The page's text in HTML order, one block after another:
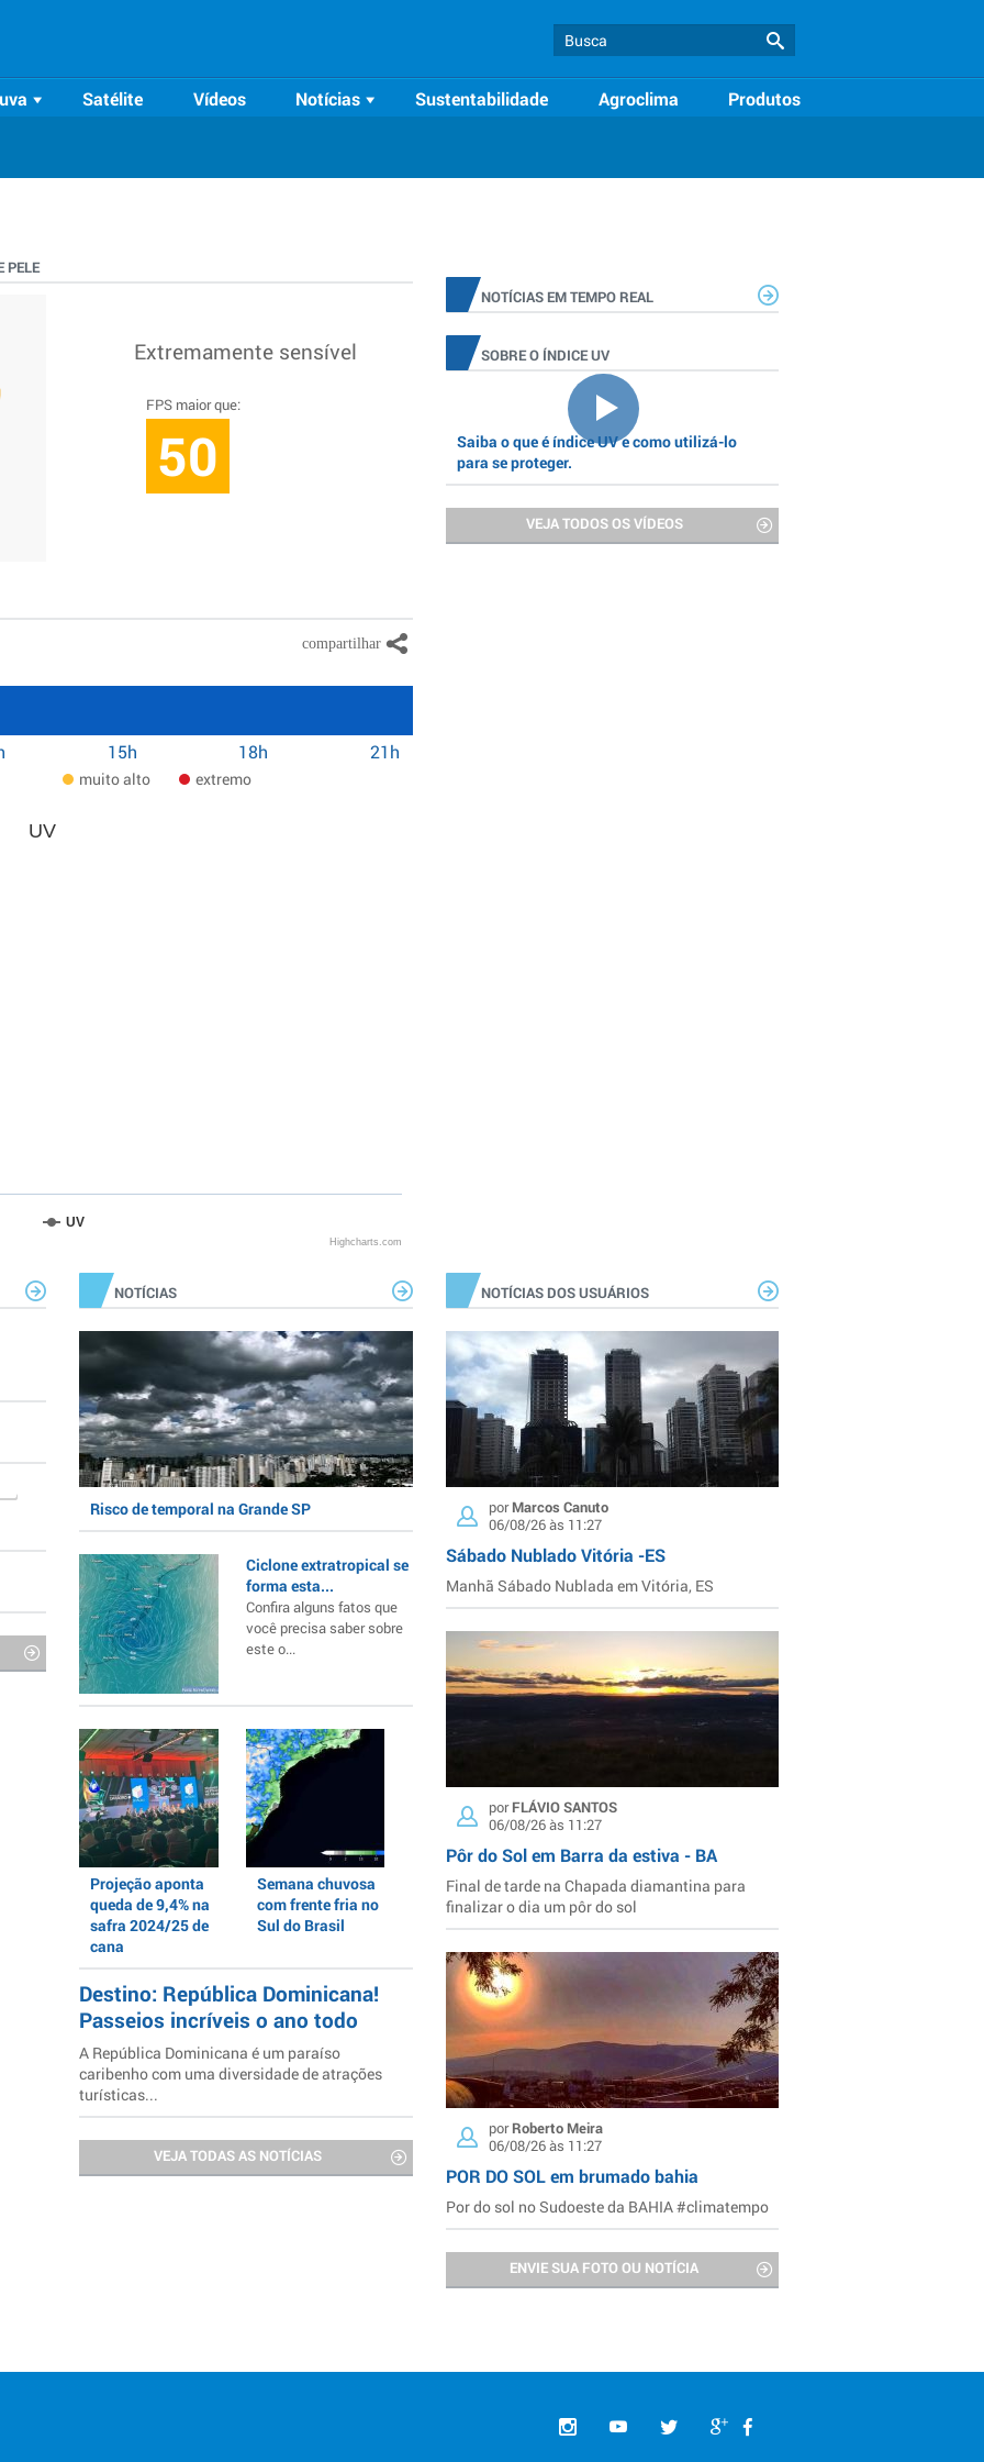
Satélite Vídeos Notícias Sustentabilidade Agroclima Produtos
PELE
Extremamente sensível
FPS maior que:
50
15h 18h 21h
muito alto extremo
UV
UV
Highcharts.com
NOTÍCIAS EM TEMPO REAL
SOBRE O ÍNDICE UV
Saiba o que é índice UV e como utilizá-lo
para se proteger.
VEJA TODOS OS VÍDEOS
NOTÍCIAS
Risco de temporal na Grande SP
Ciclone extratropical se
forma esta...
Confira alguns fatos que
você precisa saber sobre
este o...
Projeção aponta
queda de 9,4% na
safra 2024/25 de
cana
Semana chuvosa
com frente fria no
Sul do Brasil
Destino: República Dominicana!
Passeios incríveis o ano todo
A República Dominicana é um paraíso
caribenho com uma diversidade de atrações
turísticas...
VEJA TODAS AS NOTÍCIAS
NOTÍCIAS DOS USUÁRIOS
porMarcos Canuto
06/08/26 às 11:27
Sábado Nublado Vitória -ES
Manhã Sábado Nublada em Vitória, ES
porFLÁVIO SANTOS
06/08/26 às 11:27
Pôr do Sol em Barra da estiva - BA
Final de tarde na Chapada diamantina para
finalizar o dia um pôr do sol
porRoberto Meira
06/08/26 às 11:27
POR DO SOL em brumado bahia
Por do sol no Sudoeste da BAHIA #climatempo
ENVIE SUA FOTO OU NOTÍCIA